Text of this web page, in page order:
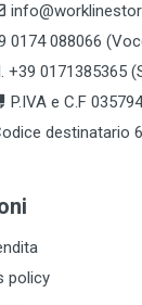
0174 088066
+39 0171385365
P.IVA e C.F
destinatario
policy